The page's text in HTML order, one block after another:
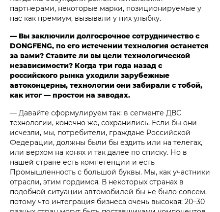
партнерами, некоторые марки, позиционируемые у
нас как премиум, вызывали у них улыбку.
— Вы заключили долгосрочное сотрудничество с
DONGFENG, по его истечении технология останется
за вами? Ставите ли вы цели технологической
независимости? Когда три года назад с
российского рынка уходили зарубежные
автоконцерны, технологии они забирали с тобой,
как итог — простои на заводах.
— Давайте сформулируем так: в сегменте ДВС
технологии, конечно же, сохранились. Если бы они
исчезли, мы, потребители, граждане Российской
Федерации, должны были бы ездить или на телегах,
или верхом на конях и так далее по списку. Но в
нашей стране есть компетенции и есть
Промышленность с большой буквы. Мы, как участники
отрасли, этим гордимся. В некоторых странах в
подобной ситуации автомобилей бы не было совсем,
потому что интеграция бизнеса очень высокая: 20–30